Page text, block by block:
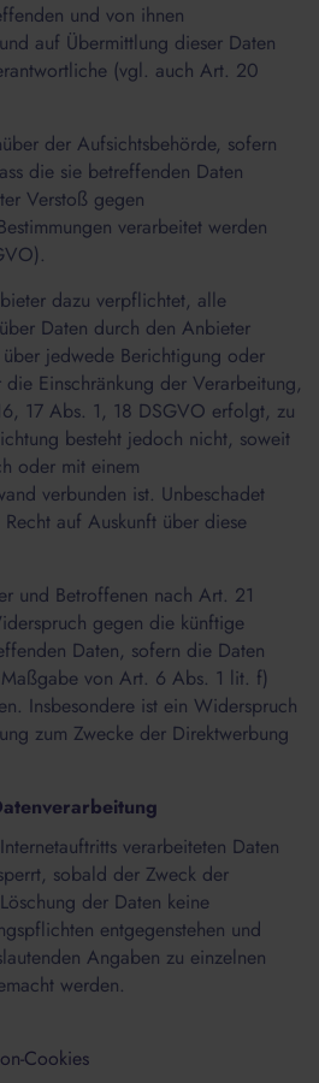
und von ihnen
auf Übermittlung dieser Daten
(vgl. auch Art. 20
der Aufsichtsbehörde, sofern
die sie betreffenden Daten
Verstoß gegen
verarbeitet werden
dazu verpflichtet, alle
Daten durch den Anbieter
jedwede Berichtigung oder
Einschränkung der Verarbeitung,
17 Abs. 1, 18 DSGVO erfolgt, zu
besteht jedoch nicht, soweit
oder mit einem
verbunden ist. Unbeschadet
auf Auskunft über diese
und Betroffenen nach Art. 21
gegen die künftige
Daten, sofern die Daten
von Art. 6 Abs. 1 lit. f)
Insbesondere ist ein Widerspruch
zum Zwecke der Direktwerbung
verarbeiteten Daten
sobald der Zweck der
der Daten keine
entgegenstehen und
Angaben zu einzelnen
werden.
Cookies